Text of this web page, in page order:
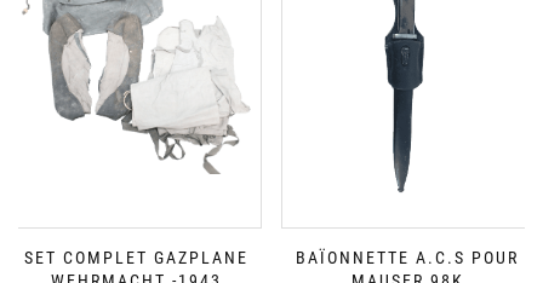
SET COMPLET GAZPLANE
BAÏONNETTE A.C.S POUR